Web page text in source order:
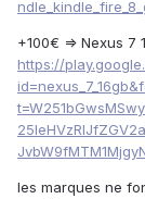
+100€ => Nexus 7
https://
les marques ne